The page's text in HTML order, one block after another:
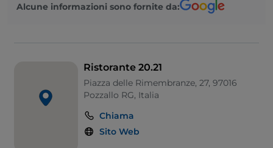
Alcune informazioni sono fornite da:
Ristorante 20.21
Piazza delle Rimembranze, 27, 97016
Pozzallo RG, Italia
Chiama
Sito Web